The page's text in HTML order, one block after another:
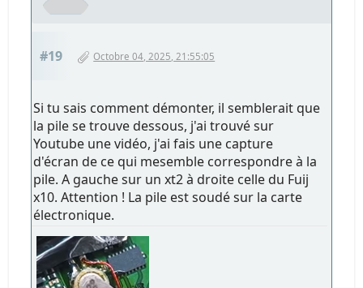
#19 Octobre 04, 2025, 21:55:05
Si tu sais comment démonter, il semblerait que
la pile se trouve dessous, j'ai trouvé sur
Youtube une vidéo, j'ai fais une capture
d'écran de ce qui mesemble correspondre à la
pile. A gauche sur un xt2 à droite celle du Fuij
x10. Attention ! La pile est soudé sur la carte
électronique.